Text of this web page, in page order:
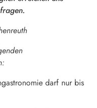
darf nur bis